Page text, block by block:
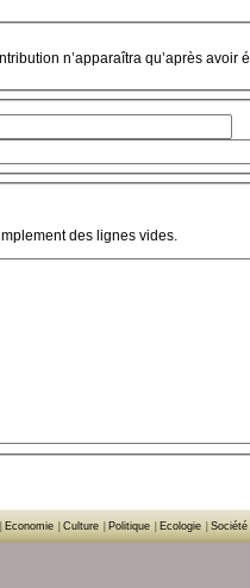
n’apparaîtra qu’après avoir
des lignes vides.
Economie Culture Politique Ecologie Société